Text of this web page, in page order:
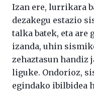
Izan ere, lurrikara
dezakegu estazio
talka batek, eta are
izanda, uhin
zehaztasun handiz
liguke. Ondorioz,
egindako ibilbidea